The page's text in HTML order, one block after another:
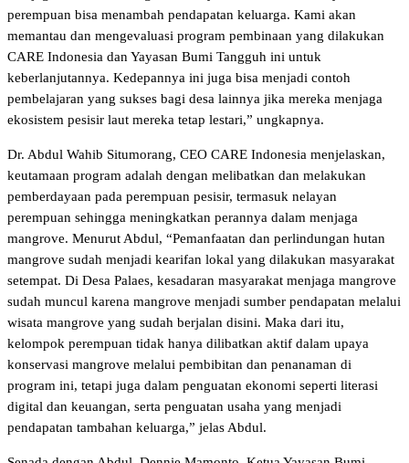
perempuan bisa menambah pendapatan keluarga. Kami akan
memantau dan mengevaluasi program pembinaan yang dilakukan
CARE Indonesia dan Yayasan Bumi Tangguh ini untuk
keberlanjutannya. Kedepannya ini juga bisa menjadi contoh
pembelajaran yang sukses bagi desa lainnya jika mereka menjaga
ekosistem pesisir laut mereka tetap lestari,” ungkapnya.
Dr. Abdul Wahib Situmorang, CEO CARE Indonesia menjelaskan,
keutamaan program adalah dengan melibatkan dan melakukan
pemberdayaan pada perempuan pesisir, termasuk nelayan
perempuan sehingga meningkatkan perannya dalam menjaga
mangrove. Menurut Abdul, “Pemanfaatan dan perlindungan hutan
mangrove sudah menjadi kearifan lokal yang dilakukan masyarakat
setempat. Di Desa Palaes, kesadaran masyarakat menjaga mangrove
sudah muncul karena mangrove menjadi sumber pendapatan melalui
wisata mangrove yang sudah berjalan disini. Maka dari itu,
kelompok perempuan tidak hanya dilibatkan aktif dalam upaya
konservasi mangrove melalui pembibitan dan penanaman di
program ini, tetapi juga dalam penguatan ekonomi seperti literasi
digital dan keuangan, serta penguatan usaha yang menjadi
pendapatan tambahan keluarga,” jelas Abdul.